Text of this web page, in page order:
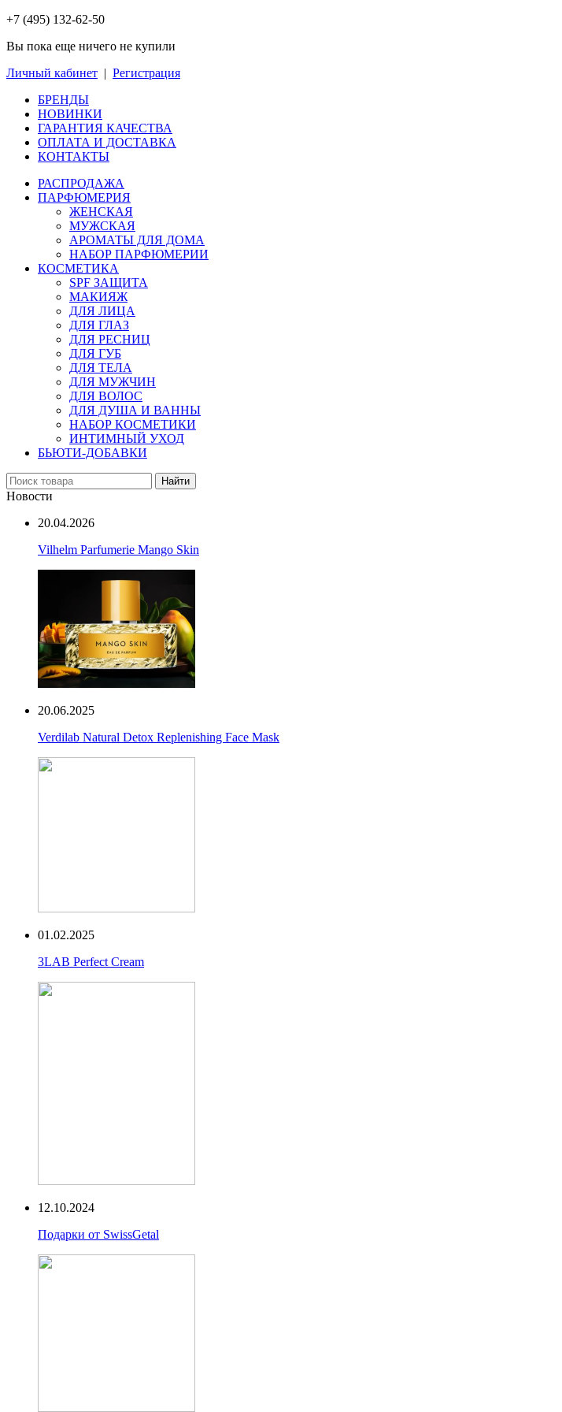
+7 (495) 132-62-50
Вы пока еще ничего не купили
Личный кабинет | Регистрация
БРЕНДЫ
НОВИНКИ
ГАРАНТИЯ КАЧЕСТВА
ОПЛАТА И ДОСТАВКА
КОНТАКТЫ
РАСПРОДАЖА
ПАРФЮМЕРИЯ
ЖЕНСКАЯ
МУЖСКАЯ
АРОМАТЫ ДЛЯ ДОМА
НАБОР ПАРФЮМЕРИИ
КОСМЕТИКА
SPF ЗАЩИТА
МАКИЯЖ
ДЛЯ ЛИЦА
ДЛЯ ГЛАЗ
ДЛЯ РЕСНИЦ
ДЛЯ ГУБ
ДЛЯ ТЕЛА
ДЛЯ МУЖЧИН
ДЛЯ ВОЛОС
ДЛЯ ДУША И ВАННЫ
НАБОР КОСМЕТИКИ
ИНТИМНЫЙ УХОД
БЬЮТИ-ДОБАВКИ
Найти
Новости
20.04.2026
Vilhelm Parfumerie Mango Skin
20.06.2025
Verdilab Natural Detox Replenishing Face Mask
01.02.2025
3LAB Perfect Cream
12.10.2024
Подарки от SwissGetal